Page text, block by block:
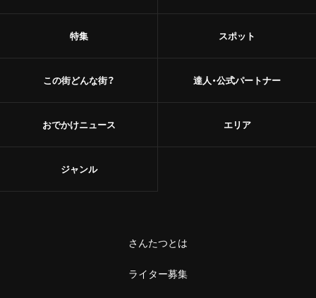
特集
この街どんな街？
おでかけニュース
スポット
達人・公式パートナー
エリア
ジャンル
さんたつとは
ライター募集